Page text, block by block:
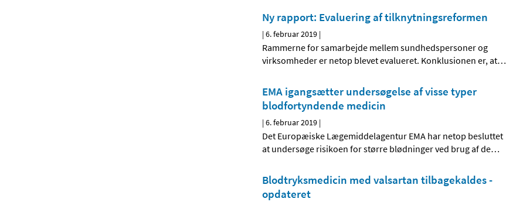
Ny rapport: Evaluering af tilknytningsreformen
|6. februar 2019 |
Rammerne for samarbejde mellem sundhedspersoner og
virksomheder er netop blevet evalueret. Konklusionen er, at…
EMA igangsætter undersøgelse af visse typer
blodfortyndende medicin
|6. februar 2019 |
Det Europæiske Lægemiddelagentur EMA har netop besluttet
at undersøge risikoen for større blødninger ved brug af de…
Blodtryksmedicin med valsartan tilbagekaldes -
opdateret